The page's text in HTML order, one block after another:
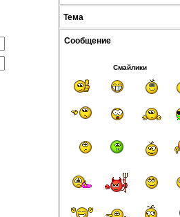
Тема
Сообщение
Смайлики